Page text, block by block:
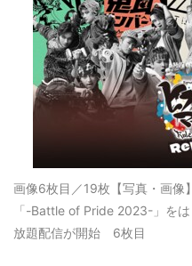
画像6枚目／19枚 【写真・画
「-Battle of Pride 2023-」を
放題配信が開始 6枚目